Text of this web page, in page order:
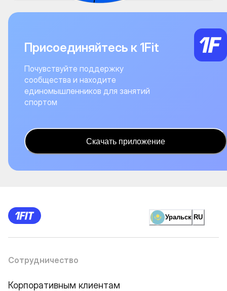
Присоединяйтесь к 1Fit
Почувствуйте поддержку
сообщества и находите
единомышленников для занятий
спортом
Скачать приложение
Уральск RU
Сотрудничество
Корпоративным клиентам